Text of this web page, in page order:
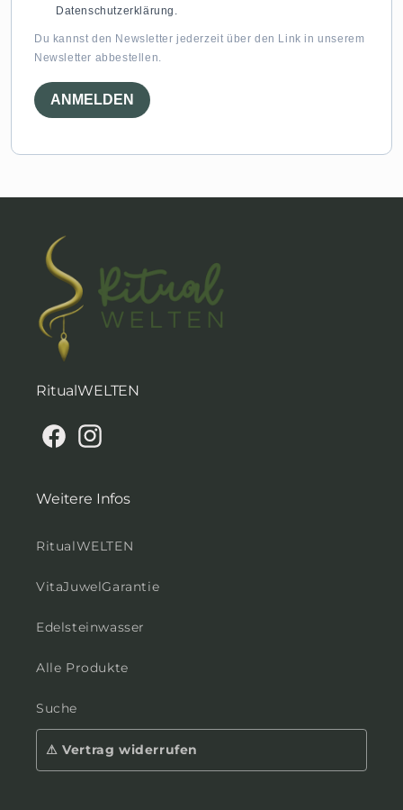
Datenschutzerklärung.
Du kannst den Newsletter jederzeit über den Link in unserem
Newsletter abbestellen.
ANMELDEN
RitualWELTEN
FacebookInstagram
Weitere Infos
RitualWELTEN
VitaJuwelGarantie
Edelsteinwasser
Alle Produkte
Suche
⚠ Vertrag widerrufen